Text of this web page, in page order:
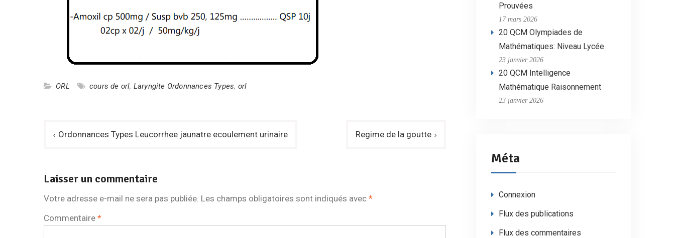
ORL cours de orl, Laryngite Ordonnances Types, orl
Navigation
Ordonnances Types Leucorrhee jaunatre ecoulement urinaire Regime de la goutte
Laisser un commentaire
Votre adresse e-mail ne sera pas publiée. Les champs obligatoires sont indiqués avec *
Commentaire *
Prouvées
17 mars 2026
20 QCM Olympiades de
Mathématiques: Niveau Lycée
23 janvier 2026
20 QCM Intelligence
Mathématique Raisonnement
23 janvier 2026
Méta
Connexion
Flux des publications
Flux des commentaires